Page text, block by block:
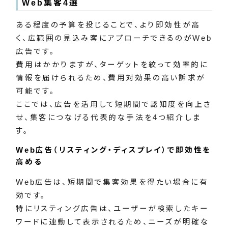
Web集客4選
ある程度の予算を投じることで、より即効性が高
く、広範囲の見込み客にアプローチできるのがWeb
広告です。
費用はかかりますが、ターゲットを絞って効率的に
情報を届けられるため、費用対効果の高い訴求が
可能です。
ここでは、広告を活用して短期間で認知度を向上さ
せ、集客につなげる代表的な手法を4つ紹介しま
す。
Web広告（リスティング・ディスプレイ）で即効性を
高める
Web広告は、短期間で集客効果を得たい場合に有
効です。
特にリスティング広告は、ユーザーが検索したキー
ワードに連動して表示されるため、ニーズが明確な